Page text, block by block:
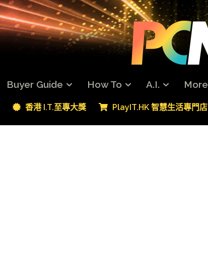
Buyer Guide How To A.I. More
香港 I.T.至專大獎 PlayIT.HK 智慧生活專門店